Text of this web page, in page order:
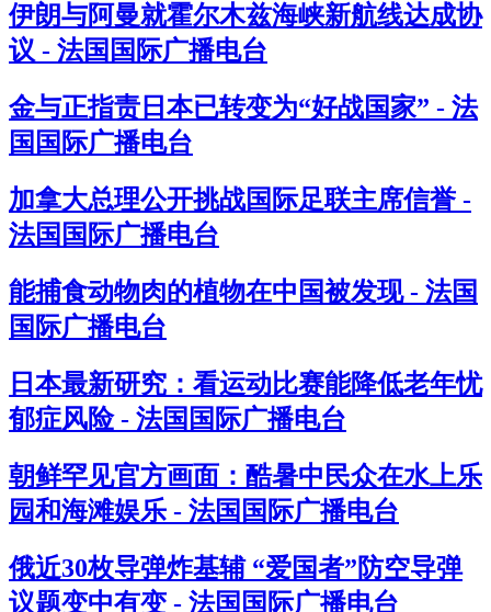
伊朗与阿曼就霍尔木兹海峡新航线达成协
议 - 法国国际广播电台
金与正指责日本已转变为“好战国家” - 法
国国际广播电台
加拿大总理公开挑战国际足联主席信誉 -
法国国际广播电台
能捕食动物肉的植物在中国被发现 - 法国
国际广播电台
日本最新研究：看运动比赛能降低老年忧
郁症风险 - 法国国际广播电台
朝鲜罕见官方画面：酷暑中民众在水上乐
园和海滩娱乐 - 法国国际广播电台
俄近30枚导弹炸基辅 “爱国者”防空导弹
议题变中有变 - 法国国际广播电台